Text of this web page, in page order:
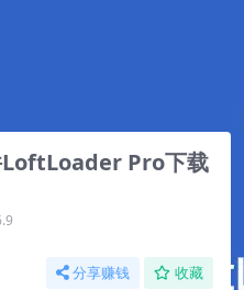
LoftLoader Pro下载
分享赚钱 收藏